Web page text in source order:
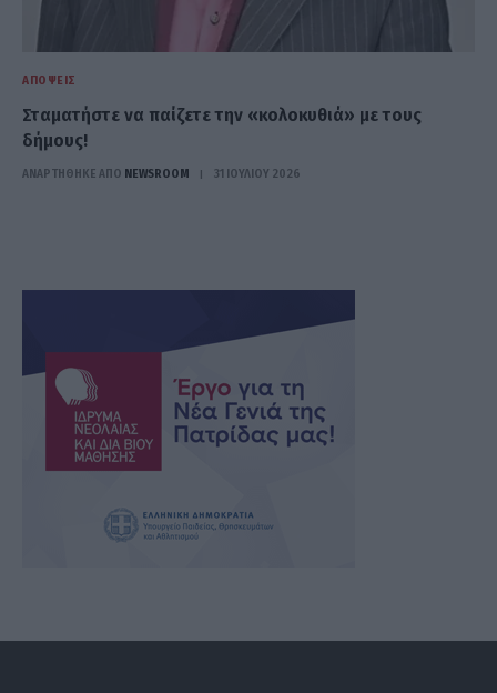
ΑΠΌΨΕΙΣ
Σταματήστε να παίζετε την «κολοκυθιά» με τους
δήμους!
ΑΝΑΡΤΗΘΗΚΕ ΑΠΟ NEWSROOM 31 ΙΟΥΛΊΟΥ 2026